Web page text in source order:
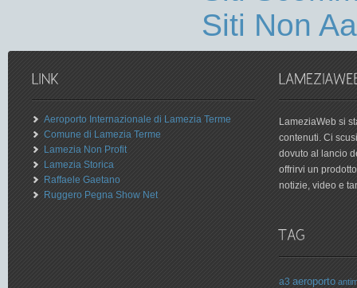
Siti Non
Aeroporto Internazionale di Lamezia Terme
Comune di Lamezia Terme
Lamezia Non Profit
Lamezia Storica
Raffaele Gaetano
Ruggero Pegna Show Net
LameziaWeb si
contenuti. Ci
dovuto al lancio
offrirvi un
notizie, video e
a3 aeroporto